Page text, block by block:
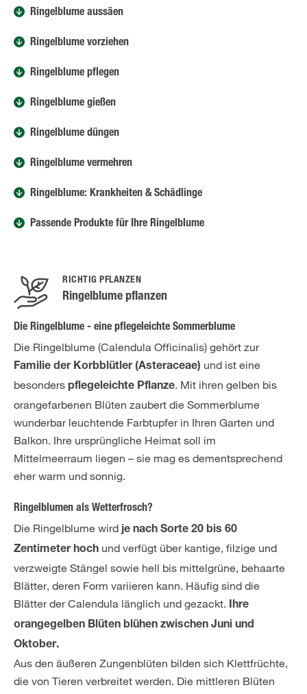
Ringelblume aussäen
Ringelblume vorziehen
Ringelblume pflegen
Ringelblume gießen
Ringelblume düngen
Ringelblume vermehren
Ringelblume: Krankheiten & Schädlinge
Passende Produkte für Ihre Ringelblume
RICHTIG PFLANZEN
Ringelblume pflanzen
Die Ringelblume - eine pflegeleichte Sommerblume
Die Ringelblume (Calendula Officinalis) gehört zur
Familie der Korbblütler (Asteraceae) und ist eine
besonders pflegeleichte Pflanze. Mit ihren gelben bis
orangefarbenen Blüten zaubert die Sommerblume
wunderbar leuchtende Farbtupfer in Ihren Garten und
Balkon. Ihre ursprüngliche Heimat soll im
Mittelmeerraum liegen – sie mag es dementsprechend
eher warm und sonnig.
Ringelblumen als Wetterfrosch?
Die Ringelblume wird je nach Sorte 20 bis 60
Zentimeter hoch und verfügt über kantige, filzige und
verzweigte Stängel sowie hell bis mittelgrüne, behaarte
Blätter, deren Form variieren kann. Häufig sind die
Blätter der Calendula länglich und gezackt. Ihre
orangegelben Blüten blühen zwischen Juni und
Oktober.
Aus den äußeren Zungenblüten bilden sich Klettfrüchte,
die von Tieren verbreitet werden. Die mittleren Blüten